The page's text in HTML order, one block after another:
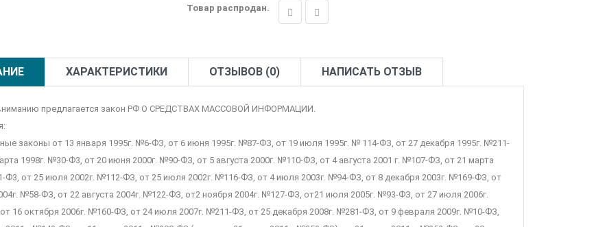
Товар распродан.
ХАРАКТЕРИСТИКИ ОТЗЫВОВ (0) НАПИСАТЬ ОТЗЫВ
предлагается закон РФ О СРЕДСТВАХ МАССОВОЙ ИНФОРМАЦИИ.
законы от 13 января 1995г. №6-ФЗ, от 6 июня 1995г. №87-ФЗ, от 19 июля 1995г. № 114-ФЗ, от 27 декабря 1995г. №211-
1998г. №30-Ф3, от 20 июня 2000г. №90-ФЗ, от 5 августа 2000г. №110-ФЗ, от 4 августа 2001 г. №107-ФЗ, от 21 марта
Ф3, от 25 июля 2002г. №112-ФЗ, от 25 июля 2002г. №116-ФЗ, от 4 июля 2003г. №94-ФЗ, от 8 декабря 2003г. №169-ФЗ, от
№58-ФЗ, от 22 августа 2004г. №122-ФЗ, от2 ноября 2004г. №127-ФЗ, от21 июля 2005г. №93-ФЗ, от 27 июля 2006г.
16 октября 2006г. №160-ФЗ, от 24 июля 2007г. №211-ФЗ, от 25 декабря 2008г. №281-ФЗ, от 9 февраля 2009г. №10-ФЗ,